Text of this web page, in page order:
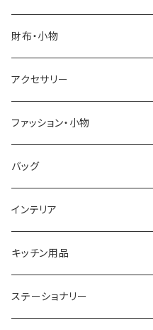
SALVATORE MARRA
CASIO
GRANDEUR
COGU
GAGA MILANO
CACTUS
TIMEX
COACH
DANIEL WELLINGTON
LACOSTE
DIESEL
MICHAEL KORS
NO BRAND
財布・小物
SONNE
DUCT
TRANSNUMBER
SAAMA HOMME
ARNOLD PALMER
MICHAEL KORS
アクセサリー
GUCCI
TIFFANY&CO
FOLLI FOLLIE
POLICE
PAUL HEWITT
ファッション・小物
DAKS
栃木レザー
NIKE
DUNHILL
バッグ
MANHATTAN PORTAGE
United HOMME
RODANIA
インテリア
CRYSTOCRAFT
SEIKO
キッチン用品
I'mD
ステーショナリー